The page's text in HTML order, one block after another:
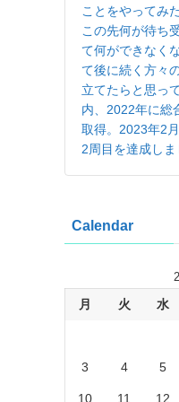
ことをやってみ
この先何が待ち
て何ができなく
て後に続く方々
立てたらと思っ
内、2022年に総
取得。2023年2
2周目を達成しま
Calendar
月 火 水
3 4 5
10 11 12